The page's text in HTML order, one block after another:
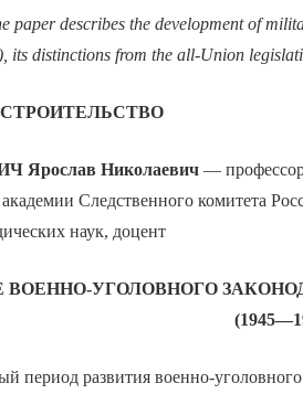
paper describes the development of
its distinctions from the all-Union
Ярослав Николаевич —
Следственного комитета
наук, доцент
ВОЕННО-УГОЛОВНОГО
период развития военно-уголовного